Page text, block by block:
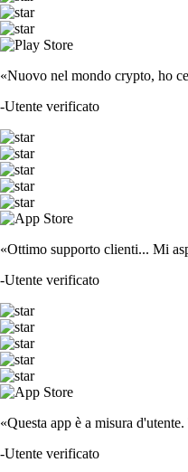
«Nuovo nel mondo crypto, ho
-Utente verificato
«Ottimo supporto clienti... Mi
-Utente verificato
«Questa app è a misura
-Utente verificato